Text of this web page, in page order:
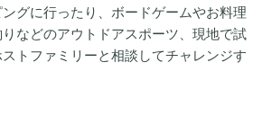
グに行ったり、ボードゲームやお料理
などのアウトドアスポーツ、現地で試
トファミリーと相談してチャレンジす